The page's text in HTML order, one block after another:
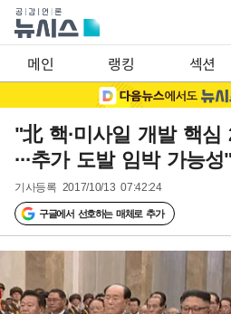
메인 랭킹 섹션
"北 핵·미사일 개발 핵
···추가 도발 임박 가능
기사등록 2017/10/13 07:42:24
구글에서 선호하는 매체로 추가